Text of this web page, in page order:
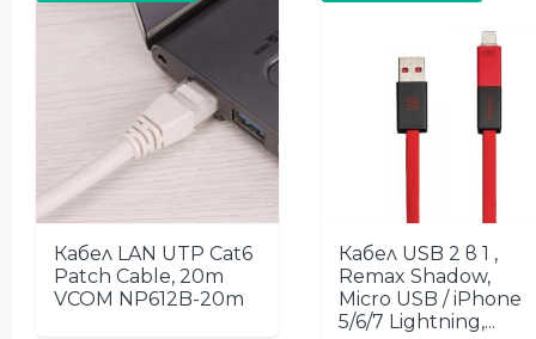
Кабел LAN UTP Cat6
Patch Cable, 20m
VCOM NP612B-20m
Кабел USB 2 в 1 ,
Remax Shadow,
Micro USB / iPhone
5/6/7 Lightning,...